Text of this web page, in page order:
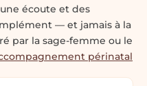
écoute et des
— et jamais à la
par la sage-femme ou le
périnatal